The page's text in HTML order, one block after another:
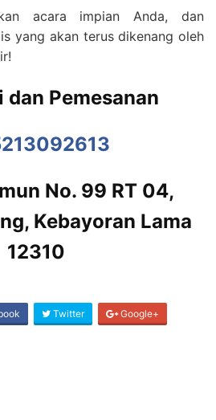
acara impian Anda, dan
yang akan terus dikenang oleh
dan Pemesanan
No. 99 RT 04,
Kebayoran Lama
12310
Twitter Google+